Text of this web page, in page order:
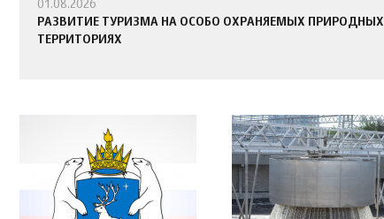
01.08.2026
РАЗВИТИЕ ТУРИЗМА НА ОСОБО ОХРАНЯЕМЫХ ПРИРОДНЫХ
ТЕРРИТОРИЯХ